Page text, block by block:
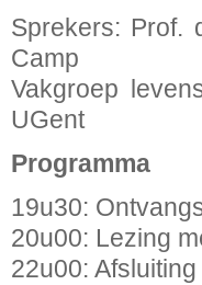
Sprekers: Prof.
Camp
Vakgroep
UGent
Programma
19u30:
20u00: Lezing
22u00: